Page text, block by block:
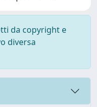
da copyright e
diversa